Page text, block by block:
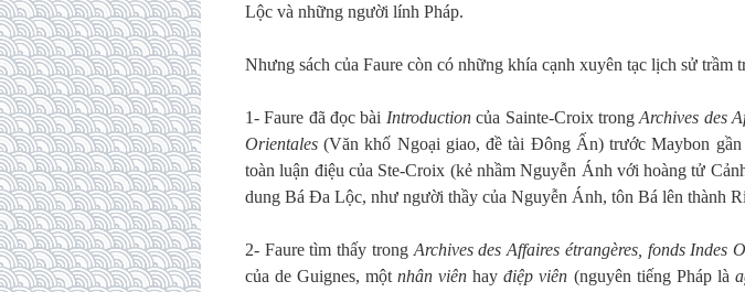
Lộc và những người lính Pháp.
Nhưng sách của Faure còn có những khía cạnh xuyên tạc lịch sử trầm
1- Faure đã đọc bài Introductioncủa Sainte-Croix trongArchives des
Orientales (Văn khố Ngoại giao, đề tài Đông Ấn) trước Maybon gần
toàn luận điệu của Ste-Croix (kẻ nhầm Nguyễn Ánh với hoàng tử
dung Bá Đa Lộc, như người thầy của Nguyễn Ánh, tôn Bá lên thành
2- Faure tìm thấy trong Archives des Affaires étrangères, fonds Indes
của de Guignes, mộtnhân viên hayđiệp viên (nguyên tiếng Pháp là